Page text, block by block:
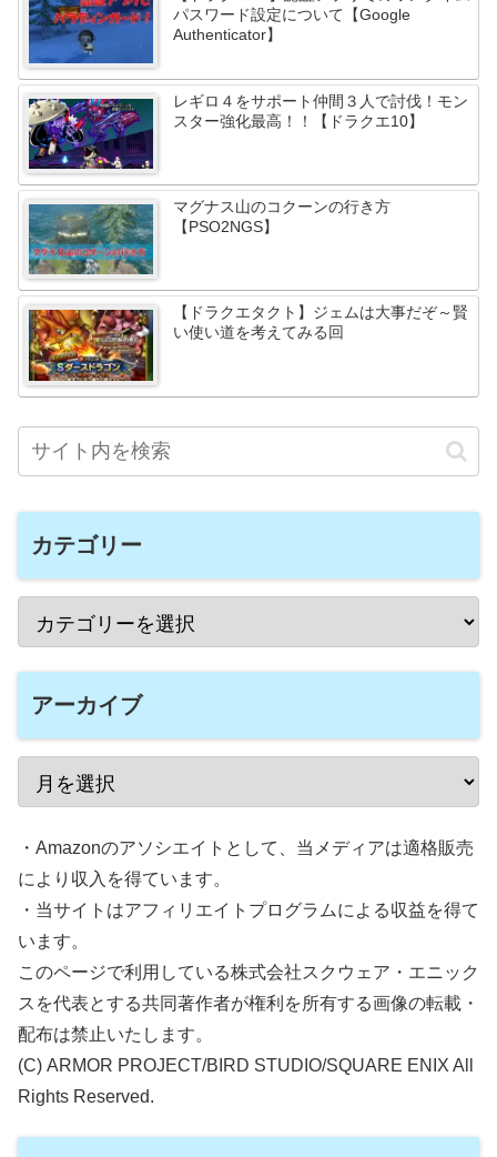
パスワード設定について【Google
Authenticator】
レギロ４をサポート仲間３人で討伐！モン
スター強化最高！！【ドラクエ10】
マグナス山のコクーンの行き方
【PSO2NGS】
【ドラクエタクト】ジェムは大事だぞ～賢
い使い道を考えてみる回
カテゴリー
アーカイブ
・Amazonのアソシエイトとして、当メディアは適格販売
により収入を得ています。
・当サイトはアフィリエイトプログラムによる収益を得て
います。
このページで利用している株式会社スクウェア・エニック
スを代表とする共同著作者が権利を所有する画像の転載・
配布は禁止いたします。
(C) ARMOR PROJECT/BIRD STUDIO/SQUARE ENIX All
Rights Reserved.